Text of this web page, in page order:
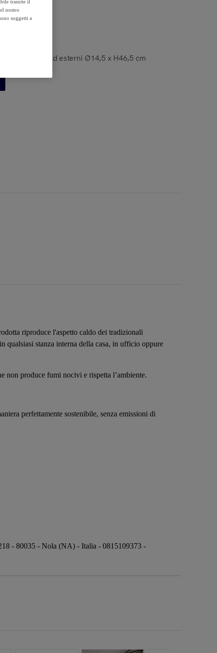
per interni ed esterni Ø14,5 x H46,5 cm
riproduce l'aspetto caldo dei tradizionali
qualsiasi stanza interna della casa, in ufficio oppure
non produce fumi nocivi e rispetta l’ambiente.
perfettamente sostenibile, senza emissioni di
- 80035 - Nola (NA) - Italia - 0815109373 -
tramite il
nostro
soggetti a